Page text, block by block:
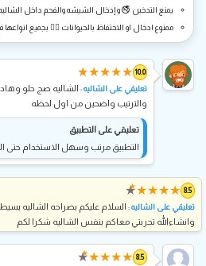
يمنع التدخين 🚭 و إدخال الشيشه والفحم داخل
ممنوع ادخال او الاحتفاظ بالحيوانات 🐕‍🦺 بجميع انواعها
10.0
★
★
★
★
★
تعليقي على الشاليه: الشاليه صج حلو
والترتيب واضحين من اول لحظه
تعليقي على التطبيق
التطبيق مرتب وسهل الاستخدام
8.5
★
★
★
★
★
★
تعليقي على الشاليه: السلام عليكم بصراحه الشاليه
وانشاءالله تجربتي معاكم بنفس الشاليه شكرا لكم
8.5
★
★
★
★
★
★